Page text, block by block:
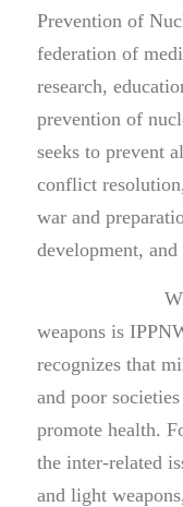
Prevention of
federation of
research,
prevention of
seeks to prevent
conflict
war and
development,
weapons is
recognizes that
and poor
promote health.
the inter-related
and light